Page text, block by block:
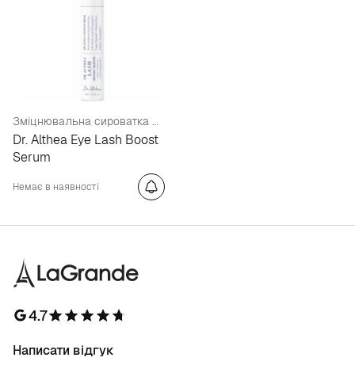
Зміцнювальна сироватка для зростання вій
Dr. Althea Eye Lash Boost
Serum
Немає в наявності
4.7
Написати відгук